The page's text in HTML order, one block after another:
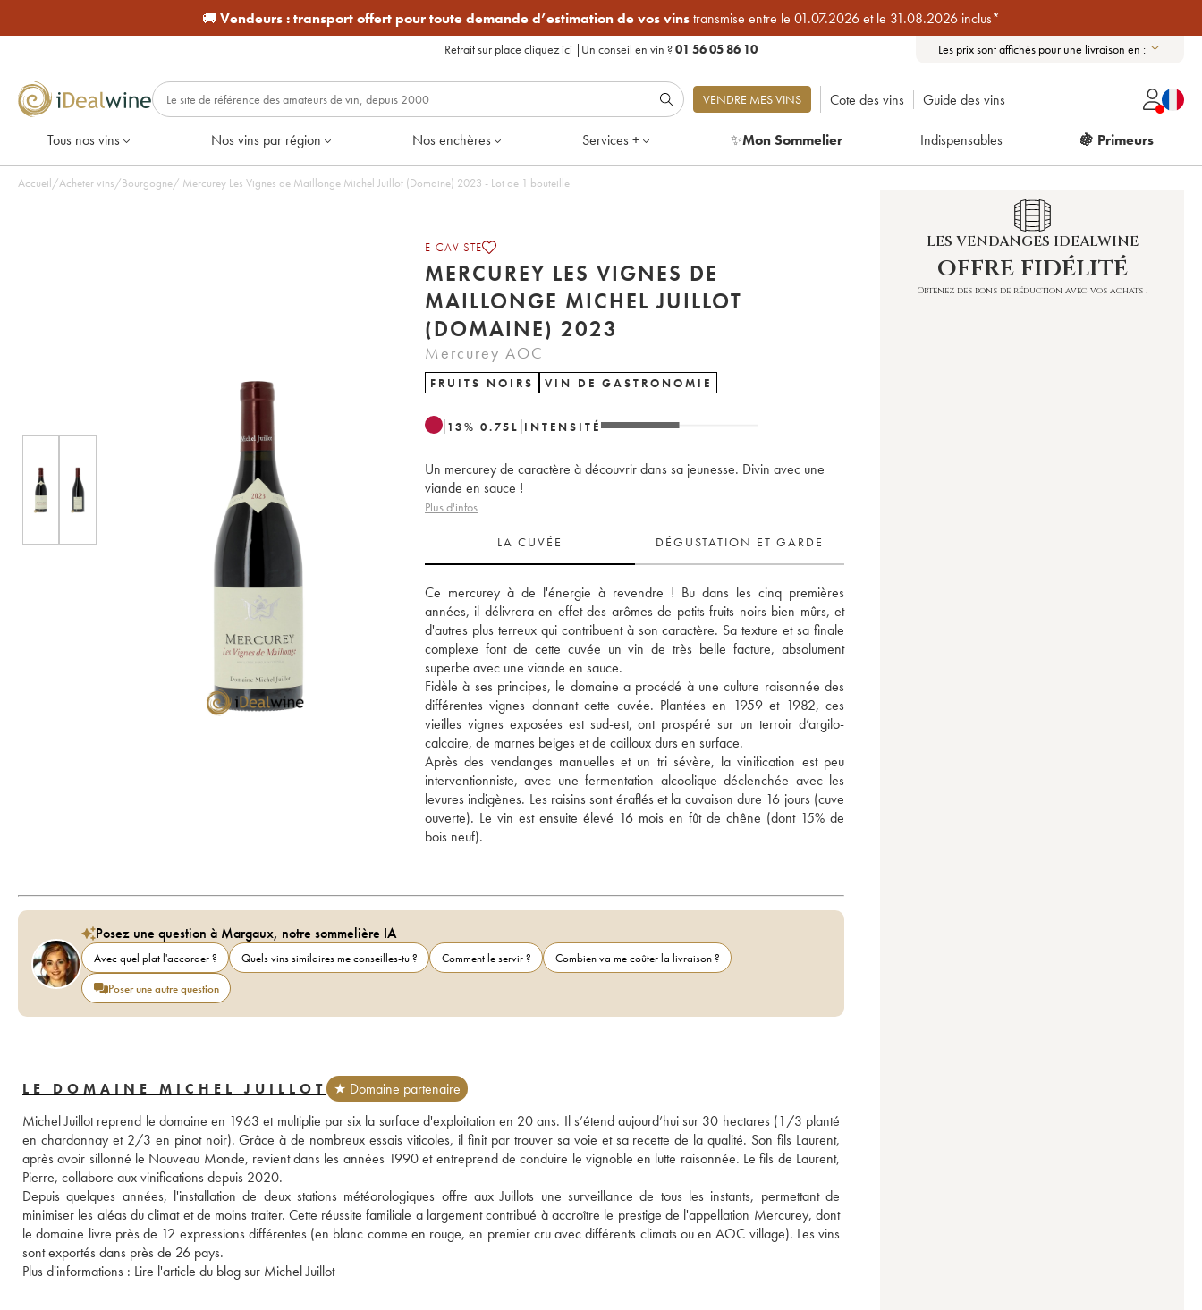
🚚 Vendeurs :transport offert pour toute demande d’estimation de vos vinstransmise entre le 01.07.2026 et le 31.08.2026 inclus*
Retrait sur place cliquez ici | Un conseil en vin ?01 56 05 86 10 Les prix sont affichés pour une livraison en :
VENDRE MES VINS Cote des vins Guide des vins
Tous nos vins Nos vins par région Nos enchères Services + ✨Mon Sommelier Indispensables 🍇 Primeurs
Accueil/Acheter vins/Bourgogne/ Mercurey Les Vignes de Maillonge Michel Juillot (Domaine) 2023 - Lot de 1 bouteille
E-CAVISTE
MERCUREY LES VIGNES DE
MAILLONGE MICHEL JUILLOT
(DOMAINE) 2023
Mercurey AOC
FRUITS NOIRS VIN DE GASTRONOMIE
13% 0.75 L INTENSITÉ
Un mercurey de caractère à découvrir dans sa jeunesse. Divin avec une
viande en sauce !
Plus d'infos
LA CUVÉE DÉGUSTATION ET GARDE
Ce mercurey à de l'énergie à revendre ! Bu dans les cinq premières
années, il délivrera en effet des arômes de petits fruits noirs bien mûrs, et
d'autres plus terreux qui contribuent à son caractère. Sa texture et sa finale
complexe font de cette cuvée un vin de très belle facture, absolument
superbe avec une viande en sauce.
Fidèle à ses principes, le domaine a procédé à une culture raisonnée des
différentes vignes donnant cette cuvée. Plantées en 1959 et 1982, ces
vieilles vignes exposées est sud-est, ont prospéré sur un terroir d’argilo-
calcaire, de marnes beiges et de cailloux durs en surface.
Après des vendanges manuelles et un tri sévère, la vinification est peu
interventionniste, avec une fermentation alcoolique déclenchée avec les
levures indigènes. Les raisins sont éraflés et la cuvaison dure 16 jours (cuve
ouverte). Le vin est ensuite élevé 16 mois en fût de chêne (dont 15% de
Posez une question à Margaux, notre sommelière IA
Avec quel plat l'accorder ? Quels vins similaires me conseilles-tu ? Comment le servir ?
Combien va me coûter la livraison ?
Poser une autre question
LE DOMAINE MICHEL JUILLOT
★ Domaine partenaire
Michel Juillot reprend le domaine en 1963 et multiplie par six la surface d'exploitation en 20 ans. Il s’étend aujourd’hui sur 30 hectares (1/3 planté
en chardonnay et 2/3 en pinot noir). Grâce à de nombreux essais viticoles, il finit par trouver sa voie et sa recette de la qualité. Son fils Laurent,
après avoir sillonné le Nouveau Monde, revient dans les années 1990 et entreprend de conduire le vignoble en lutte raisonnée. Le fils de Laurent,
Pierre, collabore aux vinifications depuis 2020.
Depuis quelques années, l'installation de deux stations météorologiques offre aux Juillots une surveillance de tous les instants, permettant de
minimiser les aléas du climat et de moins traiter. Cette réussite familiale a largement contribué à accroître le prestige de l'appellation Mercurey, dont
le domaine livre près de 12 expressions différentes (en blanc comme en rouge, en premier cru avec différents climats ou en AOC village). Les vins
sont exportés dans près de 26 pays.
Plus d'informations :
Lire l'article du blog sur Michel Juillot
LES VENDANGES IDEALWINE
offre fidélité
Obtenez des bons de réduction avec vos achats !